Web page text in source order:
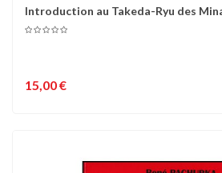
Introduction au Takeda-Ryu des
15,00 €